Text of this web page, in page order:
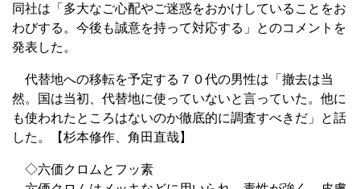
同社は「多大なご心配やご迷惑をおかけしていることをお
わびする。今後も誠意を持って対応する」とのコメントを
発表した。
代替地への移転を予定する７０代の男性は「撤去は当
然。国は当初、代替地に使っていないと言っていた。他に
も使われたところはないのか徹底的に調査すべきだ」と話
した。【杉本修作、角田直哉】
◇六価クロムとフッ素